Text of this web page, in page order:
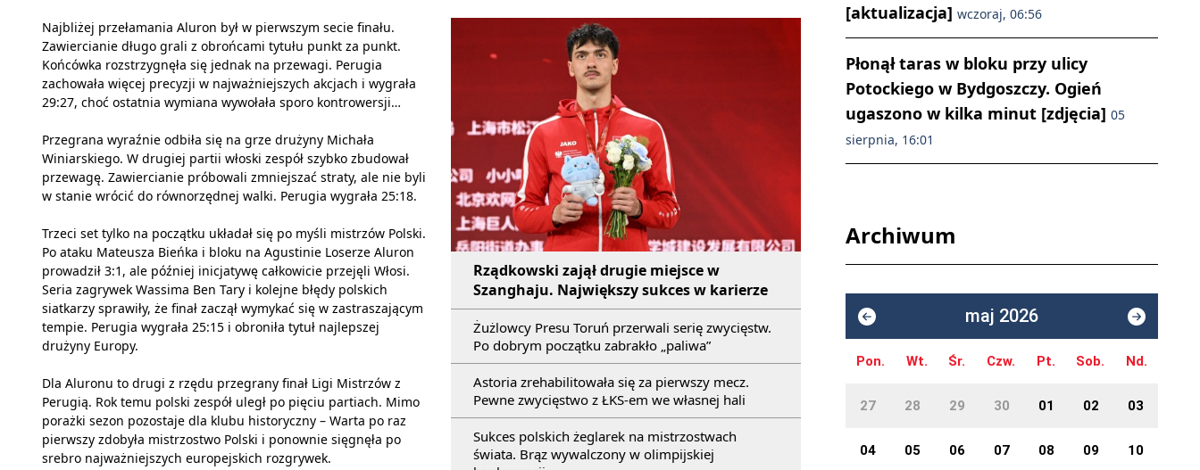
Rządkowski zajął drugie miejsce w
Szanghaju. Największy sukces w karierze
Żużlowcy Presu Toruń przerwali serię zwycięstw.
Po dobrym początku zabrakło „paliwa”
Astoria zrehabilitowała się za pierwszy mecz.
Pewne zwycięstwo z ŁKS-em we własnej hali
Sukces polskich żeglarek na mistrzostwach
świata. Brąz wywalczony w olimpijskiej
Najbliżej przełamania Aluron był w pierwszym secie finału.
Zawiercianie długo grali z obrońcami tytułu punkt za punkt.
Końcówka rozstrzygnęła się jednak na przewagi. Perugia
zachowała więcej precyzji w najważniejszych akcjach i wygrała
29:27, choć ostatnia wymiana wywołała sporo kontrowersji…
Przegrana wyraźnie odbiła się na grze drużyny Michała
Winiarskiego. W drugiej partii włoski zespół szybko zbudował
przewagę. Zawiercianie próbowali zmniejszać straty, ale nie byli
w stanie wrócić do równorzędnej walki. Perugia wygrała 25:18.
Trzeci set tylko na początku układał się po myśli mistrzów Polski.
Po ataku Mateusza Bieńka i bloku na Agustinie Loserze Aluron
prowadził 3:1, ale później inicjatywę całkowicie przejęli Włosi.
Seria zagrywek Wassima Ben Tary i kolejne błędy polskich
siatkarzy sprawiły, że finał zaczął wymykać się w zastraszającym
tempie. Perugia wygrała 25:15 i obroniła tytuł najlepszej
drużyny Europy.
Dla Aluronu to drugi z rzędu przegrany finał Ligi Mistrzów z
Perugią. Rok temu polski zespół uległ po pięciu partiach. Mimo
porażki sezon pozostaje dla klubu historyczny – Warta po raz
pierwszy zdobyła mistrzostwo Polski i ponownie sięgnęła po
srebro najważniejszych europejskich rozgrywek.
[aktualizacja] wczoraj, 06:56
Płonął taras w bloku przy ulicy
Potockiego w Bydgoszczy. Ogień
ugaszono w kilka minut [zdjęcia] 05
sierpnia, 16:01
Archiwum
maj 2026
Pon. Wt. Śr. Czw. Pt. Sob. Nd.
27 28 29 30 01 02 03
04 05 06 07 08 09 10